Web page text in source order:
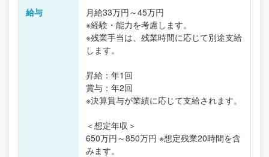
給与
月給33万円～45万円
※経験・能力を考慮します。
※残業手当は、残業時間に応じて別途支給
します。
昇給：年1回
賞与：年2回
※決算賞与が業績に応じて支給されます。
＜想定年収＞
650万円～850万円 ※想定残業20時間を含
みます。